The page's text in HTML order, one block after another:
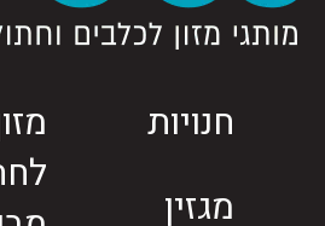
חנויות
מגזין